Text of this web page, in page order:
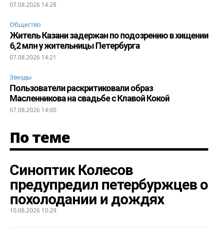
07.08.2026 14:28
Общество
Житель Казани задержан по подозрению в хищении
6,2 млн у жительницы Петербурга
07.08.2026 14:21
Звезды
Пользователи раскритиковали образ
Масленникова на свадьбе с Клавой Кокой
07.08.2026 14:00
По теме
Синоптик Колесов
предупредил петербуржцев о
похолодании и дождях
10.08.2026 10:29